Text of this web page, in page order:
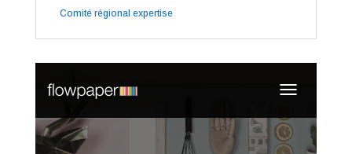
Comité régional expertise